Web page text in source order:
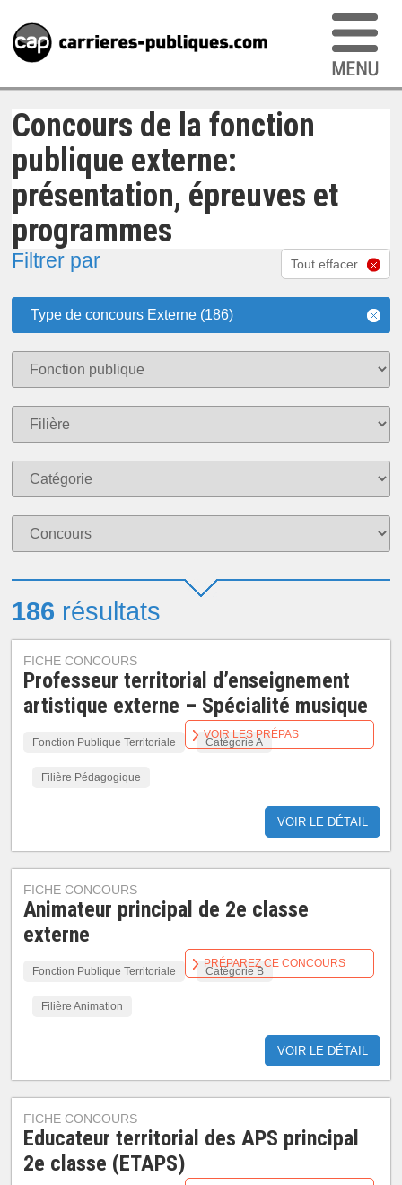
Concours de la fonction
publique externe:
présentation, épreuves et
programmes
Filtrer par Tout effacer
Type de concours Externe (186)
186 résultats
FICHE CONCOURS
Professeur territorial d’enseignement
artistique externe – Spécialité musique
Fonction Publique Territoriale Catégorie A
Filière Pédagogique
VOIR LE DÉTAIL
VOIR LES PRÉPAS
FICHE CONCOURS
Animateur principal de 2e classe
externe
Fonction Publique Territoriale Catégorie B
Filière Animation
VOIR LE DÉTAIL
PRÉPAREZ CE CONCOURS
FICHE CONCOURS
Educateur territorial des APS principal
2e classe (ETAPS)